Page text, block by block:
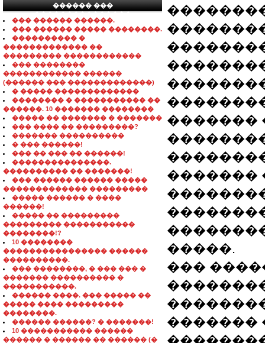
������ ���
���������������
��� ������ ������.
��� ������ ����� ��������.
���������� �
������������� ��
��������� ������������
��� ��������
������������ ������
(������ ��� �������������)
� ����� �������������
�������� � ����������� ��
������. 10 ������� ��������
����� �� ������� � �������
��� ���� �� ���������?
������� ����������
� ��� ������!
��� �� ��� �� ������!
���������������.
���������� �� �������!
��� ������ ������ �����
������������� ���������
����� ������ � ����
������!
����� �� ���������
��������� �����������
��������!?
10 ��������
���������������� ������
����������.
��� ��������, � ��� ��� �
������� ���������� �
�����������.
������ ����. ��� ����� ��
����� ���� ���������
��������.
������ ������? � �������!
10 ����������� ������
������ � ������ �� ������ (�
�������
�������
�����.
���
�������